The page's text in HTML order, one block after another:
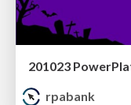
201023
rpabank